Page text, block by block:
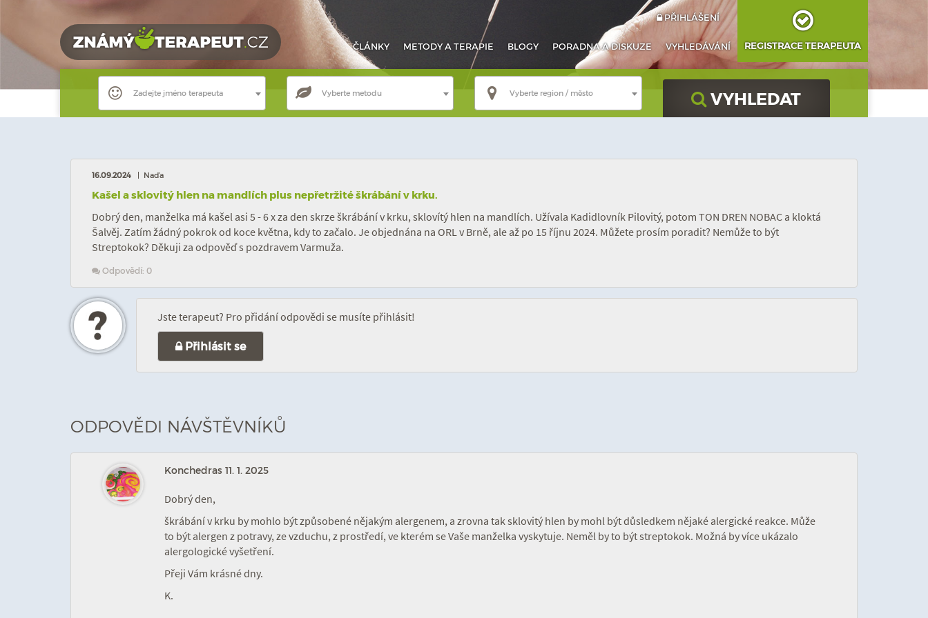
ČLÁNKY METODYA TERAPIE BLOGY PORADNAA DISKUZE VYHLEDÁVÁNÍ
PŘIHLÁŠENÍ
REGISTRACE TERAPEUTA
Zadejte jméno terapeuta Vyberte metodu Vyberte region / město VYHLEDAT
16.09.2024 | Naďa
Kašel a sklovitý hlen na mandlích plus nepřetržité škrábání v krku.
Dobrý den, manželka má kašel asi 5 - 6 x za den skrze škrábání v krku, sklovítý hlen na mandlích. Užívala Kadidlovník Pilovitý, potom TON DREN NOBAC a kloktá
Šalvěj. Zatím žádný pokrok od koce května, kdy to začalo. Je objednána na ORL v Brně, ale až po 15 říjnu 2024. Můžete prosím poradit? Nemůže to být
Streptokok? Děkuji za odpověď s pozdravem Varmuža.
Odpovědí: 0
Jste terapeut? Pro přidání odpovědi se musíte přihlásit!
Přihlásit se
ODPOVĚDI NÁVŠTĚVNÍKŮ
Konchedras 11. 1. 2025
Dobrý den,
škrábání v krku by mohlo být způsobené nějakým alergenem, a zrovna tak sklovitý hlen by mohl být důsledkem nějaké alergické reakce. Může
to být alergen z potravy, ze vzduchu, z prostředí, ve kterém se Vaše manželka vyskytuje. Neměl by to být streptokok. Možná by více ukázalo
alergologické vyšetření.
Přeji Vám krásné dny.
K.